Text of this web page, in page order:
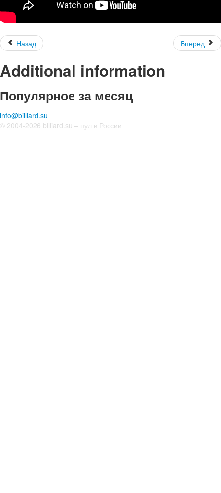
Назад Вперед
Additional information
Популярное за месяц
info@billiard.su
© 2004-2026 billiard.su – пул в России